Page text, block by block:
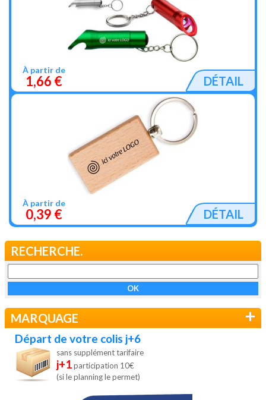
À partir de
1,66 € DÉTAIL
À partir de
0,39 € DÉTAIL
RECHERCHE.
+
MARQUAGE
Départ de votre colis j+6
sans supplément tarifaire
j+1participation 10€
(si le planning le permet)